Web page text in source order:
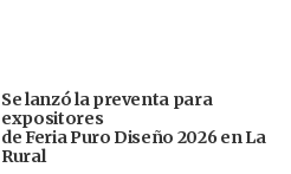
Se lanzó la preventa para
expositores
de Feria Puro Diseño 2026 en La
Rural